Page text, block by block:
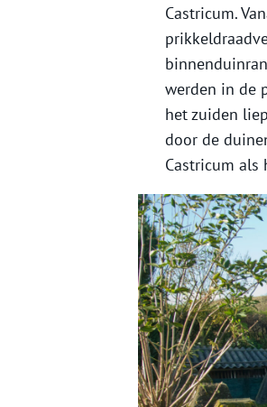
Castricum.
werden in de
het zuiden
door de
Castricum als